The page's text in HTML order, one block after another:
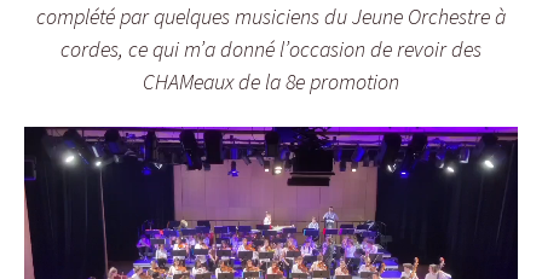
complété par quelques musiciens du Jeune Orchestre à
cordes, ce qui m’a donné l’occasion de revoir des
CHAMeaux de la 8e promotion